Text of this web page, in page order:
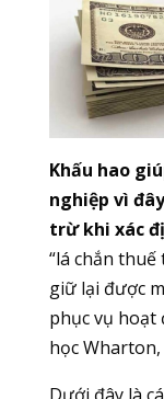
Khấu hao
nghiệp vì
trừ khi xác
“lá chắn
giữ lại được
phục vụ hoạt
học Wharton,